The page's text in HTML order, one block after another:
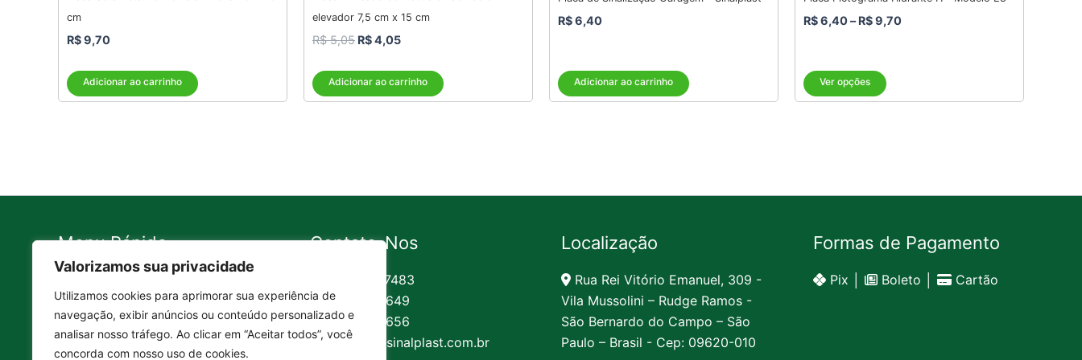
Valorizamos sua privacidade
Utilizamos cookies para aprimorar sua experiência de
navegação, exibir anúncios ou conteúdo personalizado e
analisar nosso tráfego. Ao clicar em “Aceitar todos”, você
concorda com nosso uso de cookies.
cm
R$9,70
Adicionar ao carrinho
elevador 7,5 cm x 15 cm
R$5,05 R$4,05
Adicionar ao carrinho
R$6,40
Adicionar ao carrinho
R$6,40– R$9,70
Ver opções
produto
Menu Rápido
A Empresa
Política de Troca e Devolução
Política de Privacidade
Contate-Nos
11 99991-7483
11 4362-1649
11 4362-1656
contato@sinalplast.com.br
Localização
Rua Rei Vitório Emanuel, 309 -
Vila Mussolini – Rudge Ramos -
São Bernardo do Campo – São
Paulo – Brasil - Cep: 09620-010
Formas de Pagamento
Pix │ Boleto │ Cartão